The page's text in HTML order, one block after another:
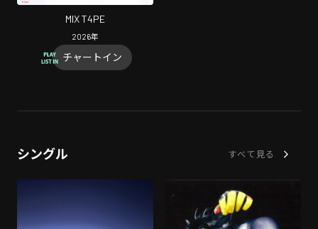
MIX T4PE
2026年
チャートイン
シングル すべて見る